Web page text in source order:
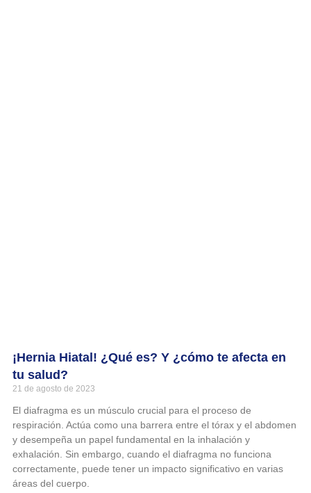
¡Hernia Hiatal! ¿Qué es? Y ¿cómo te afecta en
tu salud?
21 de agosto de 2023
El diafragma es un músculo crucial para el proceso de
respiración. Actúa como una barrera entre el tórax y el abdomen
y desempeña un papel fundamental en la inhalación y
exhalación. Sin embargo, cuando el diafragma no funciona
correctamente, puede tener un impacto significativo en varias
áreas del cuerpo.